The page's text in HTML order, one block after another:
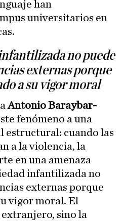
han
universitarios en
no puede
externas porque
a su vigor moral
Antonio Baraybar-
fenómeno a una
estructural: cuando las
a la violencia, la
en una amenaza
infantilizada no
externas porque
vigor moral. El
sino la